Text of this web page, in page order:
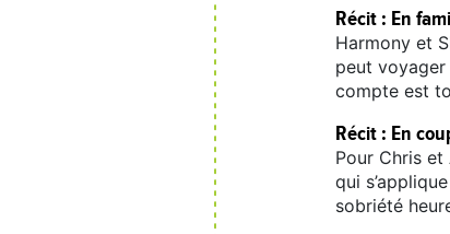
Récit : En
Harmony et
peut voyager
compte est
Récit : En
Pour Chris et
qui
sobriété